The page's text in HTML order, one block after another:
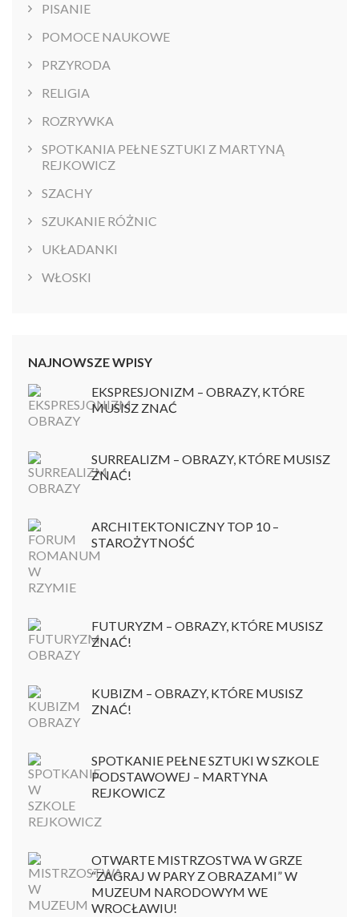
PISANIE
POMOCE NAUKOWE
PRZYRODA
RELIGIA
ROZRYWKA
SPOTKANIA PEŁNE SZTUKI Z MARTYNĄ
REJKOWICZ
SZACHY
SZUKANIE RÓŻNIC
UKŁADANKI
WŁOSKI
NAJNOWSZE WPISY
EKSPRESJONIZM – OBRAZY, KTÓRE
MUSISZ ZNAĆ
SURREALIZM – OBRAZY, KTÓRE MUSISZ
ZNAĆ!
ARCHITEKTONICZNY TOP 10 –
STAROŻYTNOŚĆ
FUTURYZM – OBRAZY, KTÓRE MUSISZ
ZNAĆ!
KUBIZM – OBRAZY, KTÓRE MUSISZ
ZNAĆ!
SPOTKANIE PEŁNE SZTUKI W SZKOLE
PODSTAWOWEJ – MARTYNA
REJKOWICZ
OTWARTE MISTRZOSTWA W GRZE
“ZAGRAJ W PARY Z OBRAZAMI” W
MUZEUM NARODOWYM WE
WROCŁAWIU!